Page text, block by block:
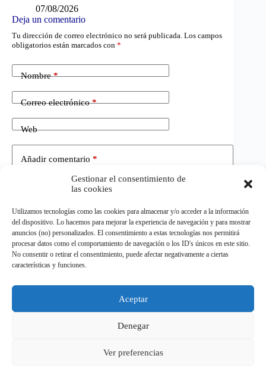
Gestionar el consentimiento de
las cookies
Utilizamos tecnologías como las cookies para almacenar y/o acceder a la información
del dispositivo. Lo hacemos para mejorar la experiencia de navegación y para mostrar
anuncios (no) personalizados. El consentimiento a estas tecnologías nos permitirá
procesar datos como el comportamiento de navegación o los ID's únicos en este sitio.
No consentir o retirar el consentimiento, puede afectar negativamente a ciertas
características y funciones.
Aceptar
Denegar
Ver preferencias
07/08/2026
Deja un comentario
Tu dirección de correo electrónico no será publicada. Los campos
obligatorios están marcados con *
Nombre*
Correo electrónico*
Web
Añadir comentario *
Publicar el comentario
Todos los derechos reservados.